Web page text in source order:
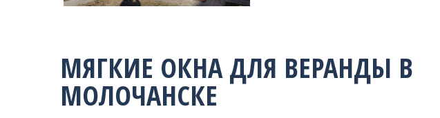
МЯГКИЕ ОКНА ДЛЯ ВЕРАНДЫ В
МОЛОЧАНСКЕ